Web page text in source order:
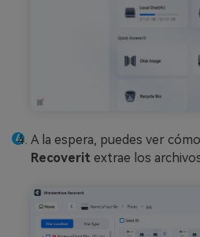
A la espera, puedes ver cómo
Recoverit extrae los